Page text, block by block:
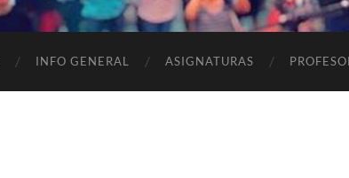
INFO GENERAL ASIGNATURAS